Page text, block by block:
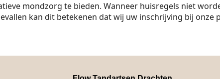
mondzorg te bieden. Wanneer huisregels niet
kan dit betekenen dat wij uw inschrijving bij onze